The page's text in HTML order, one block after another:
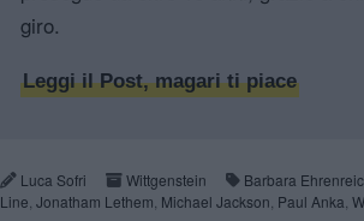
giro.
Leggi il Post, magari ti piace
Luca Sofri Wittgenstein Barbara
Line Jonatham Lethem Michael Jackson Paul Anka